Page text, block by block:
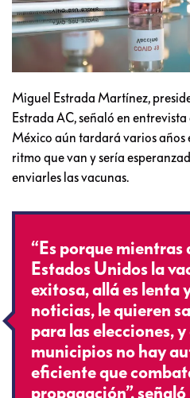
Miguel Estrada Martínez,
Estrada AC, señaló en entrevista
México aún tardará varios años
ritmo que van y sería
enviarles las vacunas.
“Es porque mientras
Estados Unidos la
exitosa, allá es lenta
noticias, le quieren
para las elecciones, y
municipios no hay
eficiente que
propagación”,